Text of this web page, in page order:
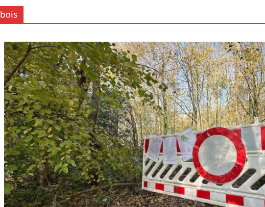
bois